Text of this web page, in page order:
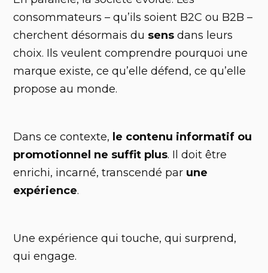
consommateurs – qu’ils soient B2C ou B2B –
cherchent désormais du sens dans leurs
choix. Ils veulent comprendre pourquoi une
marque existe, ce qu’elle défend, ce qu’elle
propose au monde.
Dans ce contexte, le contenu informatif ou
promotionnel ne suffit plus. Il doit être
enrichi, incarné, transcendé par une
expérience.
Une expérience qui touche, qui surprend,
qui engage.